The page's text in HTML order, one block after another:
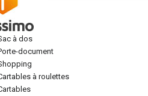
sac à dos
porte-document
shopping
cartables à roulettes
cartables